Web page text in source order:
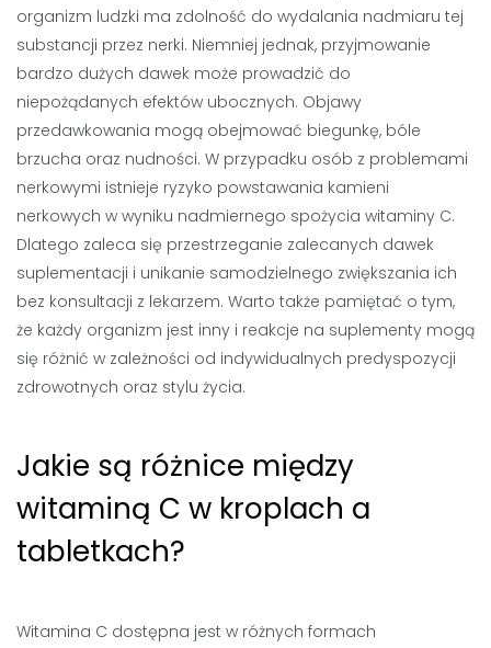
organizm ludzki ma zdolność do wydalania nadmiaru tej
substancji przez nerki. Niemniej jednak, przyjmowanie
bardzo dużych dawek może prowadzić do
niepożądanych efektów ubocznych. Objawy
przedawkowania mogą obejmować biegunkę, bóle
brzucha oraz nudności. W przypadku osób z problemami
nerkowymi istnieje ryzyko powstawania kamieni
nerkowych w wyniku nadmiernego spożycia witaminy C.
Dlatego zaleca się przestrzeganie zalecanych dawek
suplementacji i unikanie samodzielnego zwiększania ich
bez konsultacji z lekarzem. Warto także pamiętać o tym,
że każdy organizm jest inny i reakcje na suplementy mogą
się różnić w zależności od indywidualnych predyspozycji
zdrowotnych oraz stylu życia.
Jakie są różnice między
witaminą C w kroplach a
tabletkach?
Witamina C dostępna jest w różnych formach